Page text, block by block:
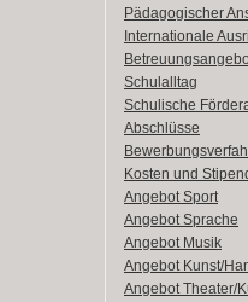
Pädagogischer
Internationale
Schulalltag
Schulische
Abschlüsse
Kosten und
Angebot Sport
Angebot Sprache
Angebot Musik
Angebot Kunst/
Angebot Theater/